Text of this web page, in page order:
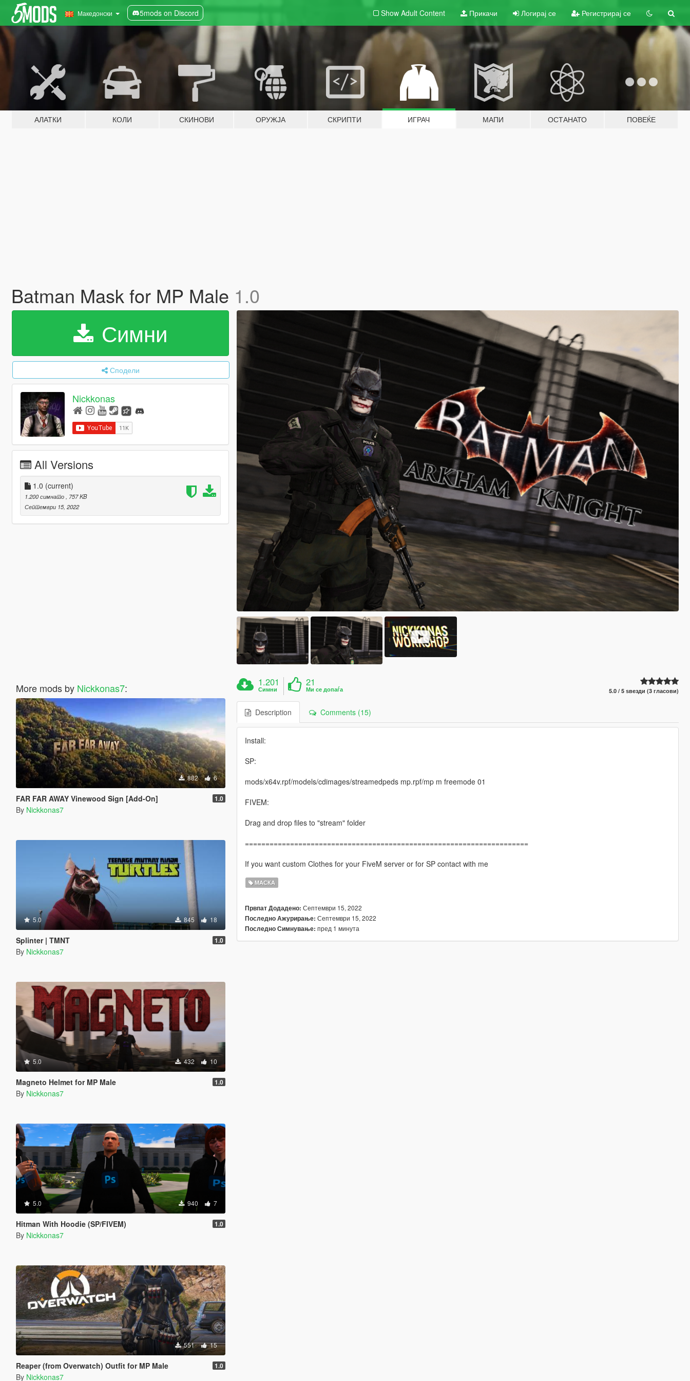
Македонски 5mods on Discord Show Adult Content Прикачи Логирај се Регистрирај се
АЛАТКИ КОЛИ СКИНОВИ ОРУЖЈА СКРИПТИ ИГРАЧ МАПИ ОСТАНАТО ПОВЕЌЕ
Batman Mask for MP Male 1.0
Симни
Сподели
Nickkonas
All Versions
1.0 (current)
1.200 симнато
, 757 KB
Септември 15, 2022
More mods by Nickkonas7:
882 6
FAR FAR AWAY Vinewood Sign [Add-On] 1.0
By Nickkonas7
5.0 845 18
Splinter | TMNT 1.0
By Nickkonas7
5.0 432 10
Magneto Helmet for MP Male 1.0
By Nickkonas7
5.0 940 7
Hitman With Hoodie (SP/FIVEM) 1.0
By Nickkonas7
551 15
Reaper (from Overwatch) Outfit for MP Male 1.0
By Nickkonas7
1.201
Симни
21
Ми се допаѓа 5.0 / 5 ѕвезди (3 гласови)
Description Comments (15)
Install:
SP:
mods/x64v.rpf/models/cdimages/streamedpeds mp.rpf/mp m freemode 01
FIVEM:
Drag and drop files to "stream" folder
=====================================================================
If you want custom Clothes for your FiveM server or for SP contact with me
МАСКА
Првпат Додадено: Септември 15, 2022
Последно Ажурирање: Септември 15, 2022
Последно Симнување: пред 1 минута